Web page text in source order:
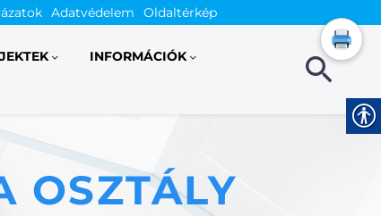
Adatvédelem Oldaltérkép
INFORMÁCIÓK
OSZTÁLY